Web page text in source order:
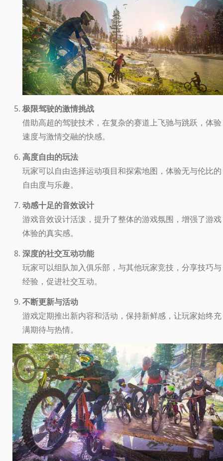
极限驾驶的激情挑战
借助高超的驾驶技术，在复杂的赛道上飞驰与跳跃，体验
速度与激情交融的快感。
高度自由的玩法
玩家可以自由选择运动项目和探索地图，体验无与伦比的
自由度与乐趣。
动感十足的音效设计
游戏音效设计活泼，提升了整体的游戏氛围，增强了游戏
体验的真实感。
深度的社交互动功能
玩家可以组队加入俱乐部，与其他玩家竞技，分享技巧与
经验，促进社交互动。
不断更新与活动
游戏定期推出新内容和活动，保持新鲜感，让玩家始终充
满期待与热情。